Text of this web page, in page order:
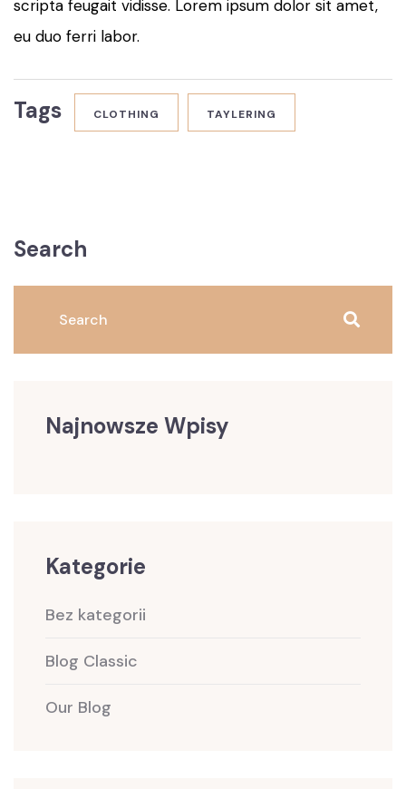
scripta feugait vidisse. Lorem ipsum dolor sit amet,
eu duo ferri labor.
Tags CLOTHING TAYLERING
Search
Najnowsze Wpisy
Kategorie
Bez kategorii
Blog Classic
Our Blog